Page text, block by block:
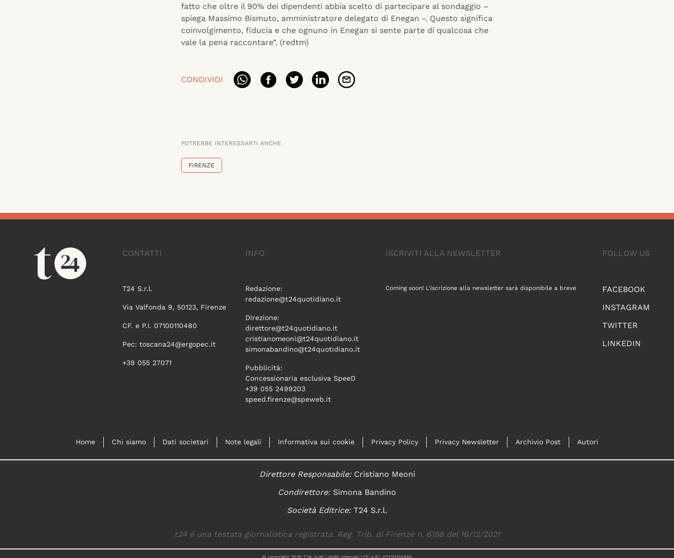
fatto che oltre il 90% dei dipendenti abbia scelto di partecipare al sondaggio –
spiega Massimo Bismuto, amministratore delegato di Enegan -. Questo significa
coinvolgimento, fiducia e che ognuno in Enegan si sente parte di qualcosa che
vale la pena raccontare”. (redtm)
CONDIVIDI
POTREBBE INTERESSARTI ANCHE
FIRENZE
CONTATTI
T24 S.r.l.
Via Valfonda 9, 50123, Firenze
CF. e P.I. 07100110480
Pec: toscana24@ergopec.it
+39 055 27071
INFO
Redazione:
redazione@t24quotidiano.it
Direzione:
direttore@t24quotidiano.it
cristianomeoni@t24quotidiano.it
simonabandino@t24quotidiano.it
Pubblicità:
Concessionaria esclusiva SpeeD
+39 055 2499203
speed.firenze@speweb.it
FOLLOW US
FACEBOOK
INSTAGRAM
TWITTER
LINKEDIN
ISCRIVITI ALLA NEWSLETTER
Coming soon! L'iscrizione alla newsletter sarà disponibile a breve
Home Chi siamo Dati societari Note legali Informativa sui cookie Privacy Policy Privacy Newsletter Archivio Post Autori
Direttore Responsabile:Cristiano Meoni
Condirettore:Simona Bandino
Società Editrice:T24 S.r.l.
t24 è una testata giornalistica registrata. Reg. Trib. di Firenze n. 6158 del 16/12/2021
© copyright 2026 T24, tutti i diritti riservati | CF. e P.I. 07100110480